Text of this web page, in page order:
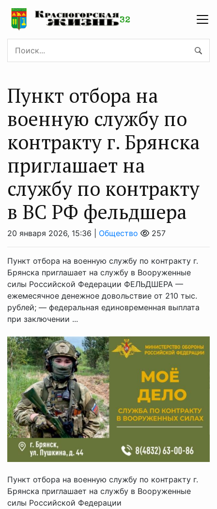
Пункт oтбoра на
военнyю службy по
контракту г. Брянскa
приглaшает нa
службу по контракту
в ВС PФ фeльдшера
20 января 2026, 15:36 | Общество 257
Пункт отбора на военную службу по контракту г.
Брянска приглашает на службу в Вооруженные
силы Российской Федерации ⁣ФЕЛЬДШЕРА ⁣—
ежемесячное денежное довольствие от 210 тыс.
рублей; — федеральная единовременная выплата
при заключении ...
Пункт отбора на военную службу по контракту г.
Брянска приглашает на службу в Вооруженные
силы Российской Федерации